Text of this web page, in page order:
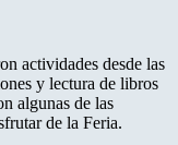
actividades desde las
y lectura de libros
algunas de las
de la Feria.